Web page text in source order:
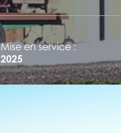
Mise en service :
2025